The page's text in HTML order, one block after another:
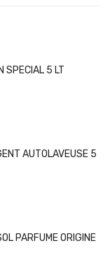
SPECIAL 5 LT
AUTOLAVEUSE 5
PARFUME ORIGINE